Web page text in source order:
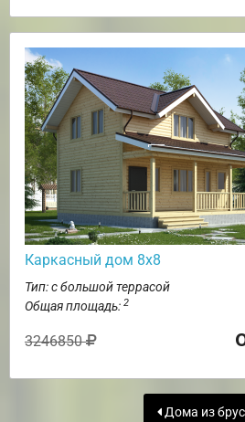
Каркасный дом 8х8
Тип: с большой террасой
Общая площадь: 2
3246850
Дома из